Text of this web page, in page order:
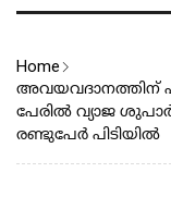
Home
അവയവദാനത്തിന്
പേരിൽ വ്യാജ
രണ്ടുപേ‍‍ർ പിടിയിൽ